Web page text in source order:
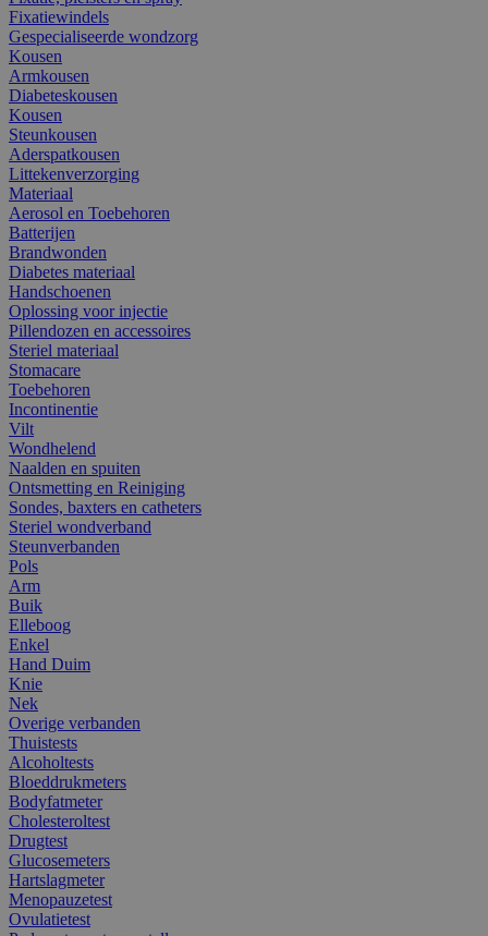
Fixatiewindels
Gespecialiseerde wondzorg
Kousen
Armkousen
Diabeteskousen
Kousen
Steunkousen
Aderspatkousen
Littekenverzorging
Materiaal
Aerosol en Toebehoren
Batterijen
Brandwonden
Diabetes materiaal
Handschoenen
Oplossing voor injectie
Pillendozen en accessoires
Steriel materiaal
Stomacare
Toebehoren
Incontinentie
Vilt
Wondhelend
Naalden en spuiten
Ontsmetting en Reiniging
Sondes, baxters en catheters
Steriel wondverband
Steunverbanden
Pols
Arm
Buik
Elleboog
Enkel
Hand Duim
Knie
Nek
Overige verbanden
Thuistests
Alcoholtests
Bloeddrukmeters
Bodyfatmeter
Cholesteroltest
Drugtest
Glucosemeters
Hartslagmeter
Menopauzetest
Ovulatietest